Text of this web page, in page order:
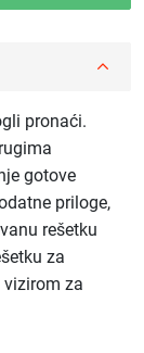
pronaći.
gotove
priloge,
rešetku
za
vizirom za